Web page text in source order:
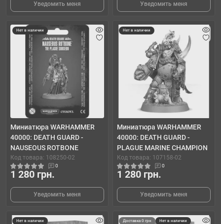
Уведомить меня Уведомить меня
Нет в наличии
Миниатюра WARHAMMER
40000: DEATH GUARD -
NAUSEOUS ROTBONE
Код товара: 108250-02
0
1 280 грн.
Уведомить меня
Нет в наличии
Миниатюра WARHAMMER
40000: DEATH GUARD -
PLAGUE MARINE CHAMPION
Код товара: 107158-02
0
1 280 грн.
Уведомить меня
Нет в наличии Доставка 0 грн Нет в наличии